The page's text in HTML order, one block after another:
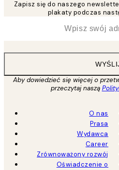
Zapisz się do naszego
plakaty podczas
Aby dowiedzieć się więcej o
przeczytaj naszą
O nas
Prasa
Wydawca
Career
Zrównoważony rozwój
Oświadczenie o